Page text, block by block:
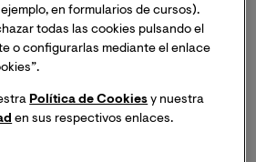
justicia social?
grandes conceptos de
más progresista, basado en la
en formularios de cursos).
todas las cookies pulsando el
o configurarlas mediante el enlace
Política de Cookies y nuestra
en sus respectivos enlaces.